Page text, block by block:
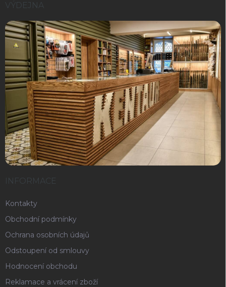
VÝDEJNA
INFORMACE
Kontakty
Obchodní podmínky
Ochrana osobních údajů
Odstoupení od smlouvy
Hodnocení obchodu
Reklamace a vrácení zboží